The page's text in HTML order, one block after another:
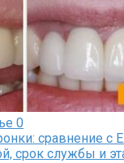
0
сравнение с
срок службы и